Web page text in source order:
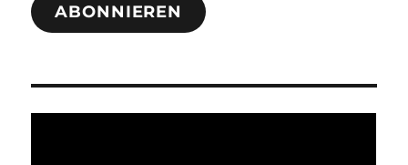
ABONNIEREN